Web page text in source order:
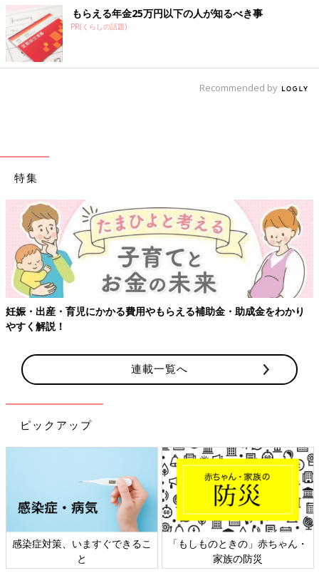
もらえる年金25万円以下の人が知るべき事
PR(くらしの話題)
Recommended by
特集
・出産・育児にかかる費用やもらえる補助金・助成金をわかり
く解説！
【
連載一覧へ
ピックアップ
染症対策、いますぐできるこ
「もしものときの」赤ちゃん・
家族の防災